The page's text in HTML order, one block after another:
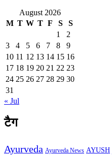
August 2026
M T W T F S
S
1
2
3
4 5 6 7 8
9
10 11 12 13 14 15 16
17 18 19 20 21 22 23
24 25 26 27 28 29 30
31
« Jul
टैग
Ayurveda Ayurveda News AYUSH